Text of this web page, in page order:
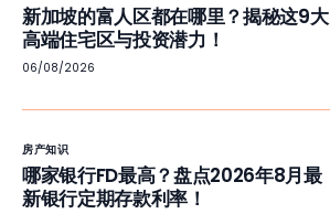
新加坡的富人区都在哪里？揭秘这9大
高端住宅区与投资潜力！
06/08/2026
房产知识
哪家银行FD最高？盘点2026年8月最
新银行定期存款利率！